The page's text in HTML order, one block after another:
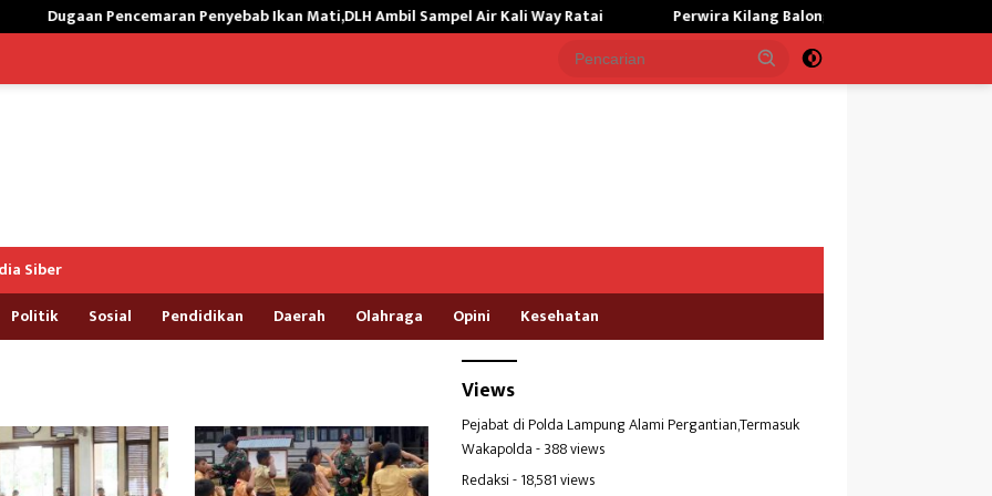
Pencemaran Penyebab Ikan Mati,DLH Ambil Sampel Air Kali Way Ratai Perwira Kilang Balongan Gelar Doa Bersama, Perkuat
Siber
Politik Sosial Pendidikan Daerah Olahraga Opini Kesehatan
Views
Pejabat di Polda Lampung Alami Pergantian,Termasuk
Wakapolda- 388 views
Redaksi- 18,581 views